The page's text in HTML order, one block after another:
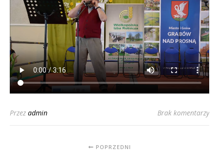
Przez admin Brak komentarzy
POPRZEDNI